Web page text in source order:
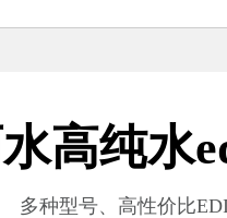
高纯水
多种型号、高性价比